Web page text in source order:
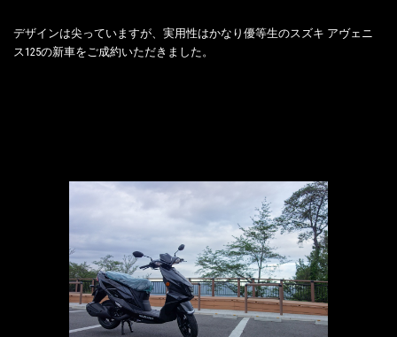
デザインは尖っていますが、実用性はかなり優等生のスズキ アヴェニ
ス125の新車をご成約いただきました。